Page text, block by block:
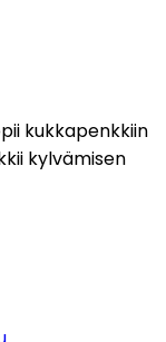
kukkapenkkiin
kylvämisen